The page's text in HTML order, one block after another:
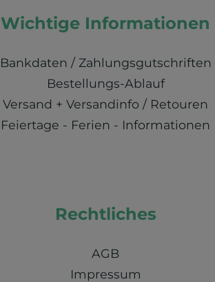
Wichtige Informationen
Bankdaten / Zahlungsgutschriften
Bestellungs-Ablauf
Versand + Versandinfo / Retouren
Feiertage - Ferien - Informationen
Rechtliches
AGB
Impressum